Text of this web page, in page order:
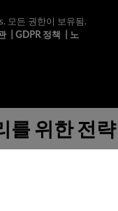
모든 권한이 보유됨.
| GDPR 정책
노
를 위한 전략